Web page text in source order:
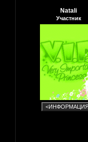
Natali
Участник